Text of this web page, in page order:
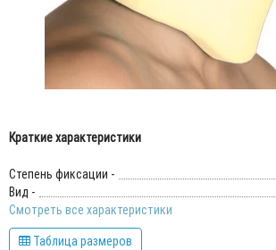
Краткие характеристики
Степень фиксации -
Вид -
Смотреть все характеристики
Таблица размеров